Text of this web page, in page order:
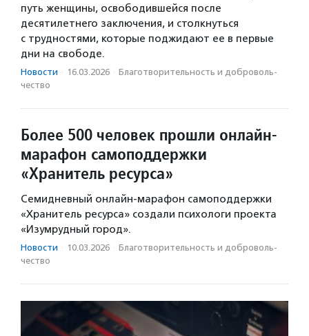
путь женщины, освободившейся после
десятилетнего заключения, и столкнуться
с трудностями, которые поджидают ее в первые
дни на свободе.
Новости · 16.03.2026 · Благотвори­тель­ность и доброволь­
чест­во
Более 500 человек прошли онлайн-
марафон самоподдержки
«Хранитель ресурса»
Семидневный онлайн-марафон самоподдержки
«Хранитель ресурса» создали психологи проекта
«Изумрудный город».
Новости · 10.03.2026 · Благотвори­тель­ность и доброволь­
чест­во